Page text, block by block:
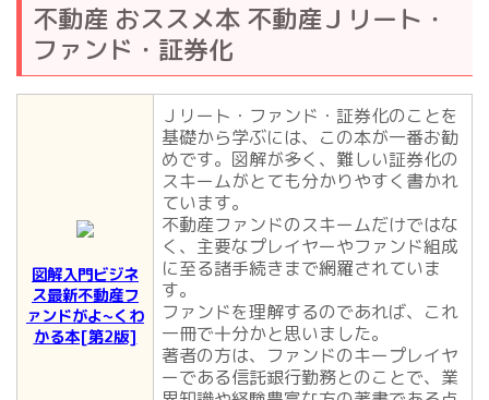
不動産 おススメ本 不動産Ｊリート・
ファンド・証券化
図解入門ビジネ
ス最新不動産フ
ァンドがよ~くわ
かる本[第2版]
Ｊリート・ファンド・証券化のことを
基礎から学ぶには、この本が一番お勧
めです。図解が多く、難しい証券化の
スキームがとても分かりやすく書かれ
ています。
不動産ファンドのスキームだけではな
く、主要なプレイヤーやファンド組成
に至る諸手続きまで網羅されていま
す。
ファンドを理解するのであれば、これ
一冊で十分かと思いました。
著者の方は、ファンドのキープレイヤ
ーである信託銀行勤務とのことで、業